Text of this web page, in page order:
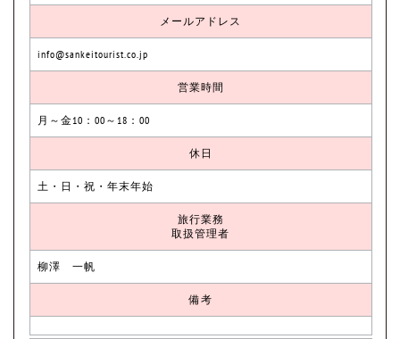
メールアドレス
info@sankeitourist.co.jp
営業時間
月～金10：00～18：00
休日
土・日・祝・年末年始
旅行業務
取扱管理者
柳澤 一帆
備考